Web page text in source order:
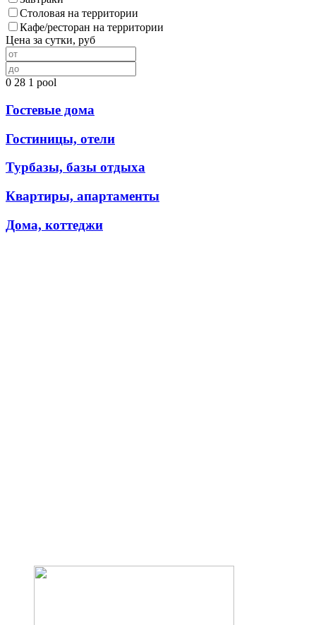
Столовая на территории
Кафе/ресторан на территории
Цена за сутки, руб
0 28 1 pool
Гостевые дома
Гостиницы, отели
Турбазы, базы отдыха
Квартиры, апартаменты
Дома, коттеджи